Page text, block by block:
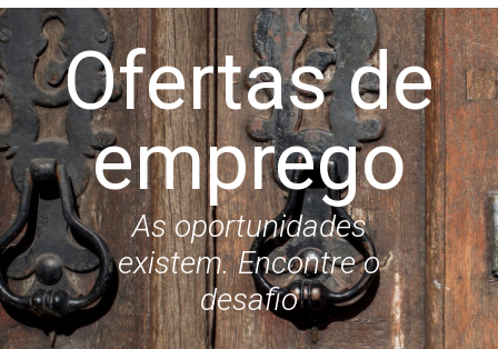
Serviços
Ofertas de Emprego
Artigos
Contactos
Login
Ofertas de
emprego
As oportunidades
existem. Encontre o
desafio